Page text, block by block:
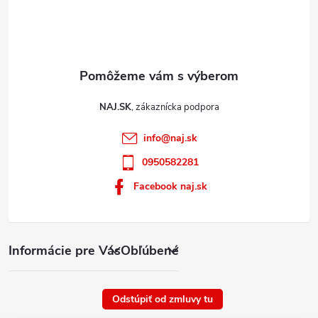
Informácie pre VásObľúbené
NAJ.SK
info@naj.sk
0950582281
Facebook naj.sk
Odstúpiť od zmluvy tu